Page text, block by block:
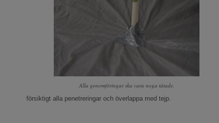
Alla genomföringar ska vara noga tätade.
försiktigt alla penetreringar och överlappa med tejp.